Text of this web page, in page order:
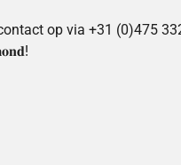
op via +31 (0)475